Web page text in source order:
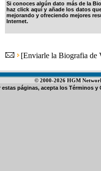
Si conoces algún dato más de la
haz click aquí y añade los datos
mejorando y ofreciendo mejores
Internet.
[Enviarle la Biografia de
© 2000-2026 HGM
estas páginas, acepta los Términos y